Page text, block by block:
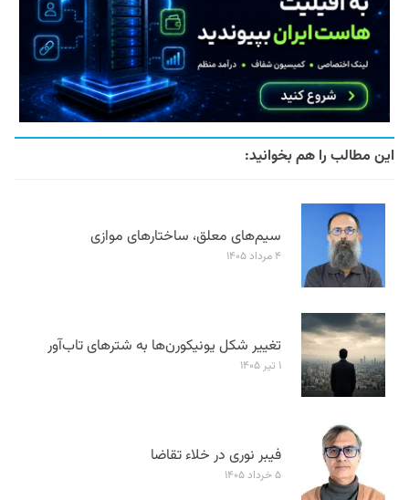
این مطالب را هم بخوانید:
سیم‌های معلق، ساختارهای موازی
۴ مرداد ۱۴۰۵
تغییر شکل یونیکورن‌ها به شترهای تاب‌آور
۱ تیر ۱۴۰۵
فیبر نوری در خلاء تقاضا
۵ خرداد ۱۴۰۵